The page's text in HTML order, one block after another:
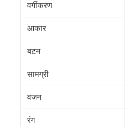
वर्गीकरण
आकार
बटन
सामग्री
वजन
रंग